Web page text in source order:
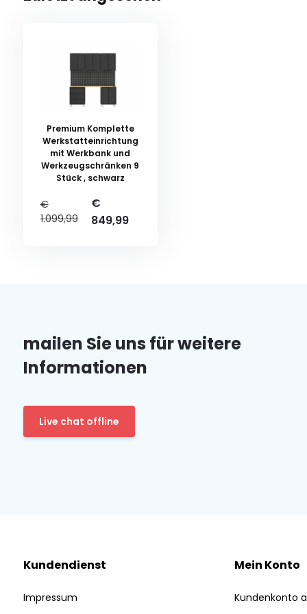
Premium Komplette
Werkstatteinrichtung
mit Werkbank und
Werkzeugschränken 9
Stück , schwarz
€
1.099,99
€
849,99
mailen Sie uns für weitere
Informationen
Live chat offline
Kundendienst
Impressum
Mein Konto
Kundenkonto